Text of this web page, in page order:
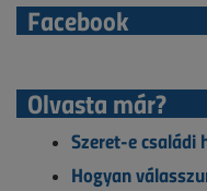
Facebook
Olvasta már?
Szeret-e családi
Hogyan